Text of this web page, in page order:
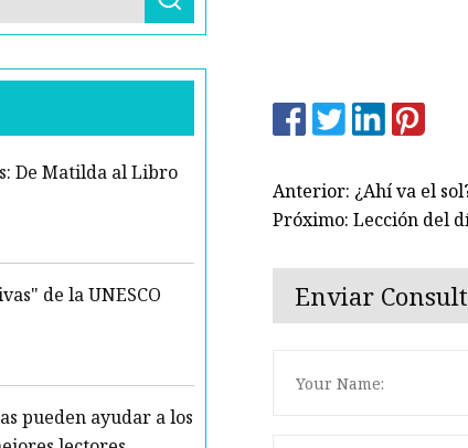
De Matilda al Libro
de la UNESCO
pueden ayudar a los
Anterior: ¿Ahí va el
Próximo: Lección del
Enviar